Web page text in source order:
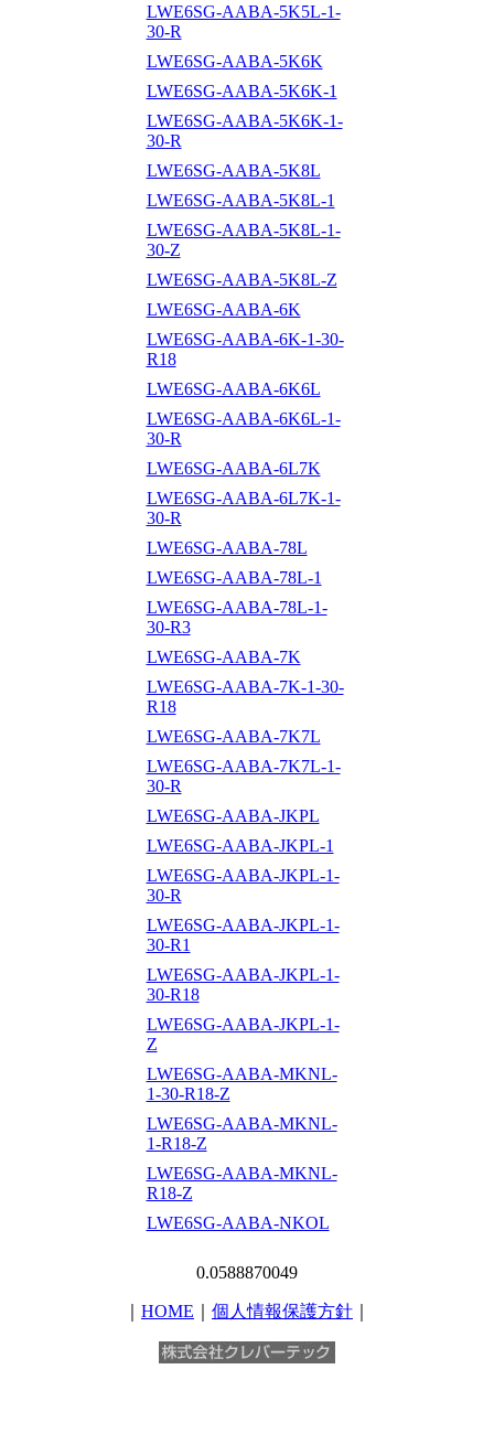
LWE6SG-AABA-5K5L-1-
30-R
LWE6SG-AABA-5K6K
LWE6SG-AABA-5K6K-1
LWE6SG-AABA-5K6K-1-
30-R
LWE6SG-AABA-5K8L
LWE6SG-AABA-5K8L-1
LWE6SG-AABA-5K8L-1-
30-Z
LWE6SG-AABA-5K8L-Z
LWE6SG-AABA-6K
LWE6SG-AABA-6K-1-30-
R18
LWE6SG-AABA-6K6L
LWE6SG-AABA-6K6L-1-
30-R
LWE6SG-AABA-6L7K
LWE6SG-AABA-6L7K-1-
30-R
LWE6SG-AABA-78L
LWE6SG-AABA-78L-1
LWE6SG-AABA-78L-1-
30-R3
LWE6SG-AABA-7K
LWE6SG-AABA-7K-1-30-
R18
LWE6SG-AABA-7K7L
LWE6SG-AABA-7K7L-1-
30-R
LWE6SG-AABA-JKPL
LWE6SG-AABA-JKPL-1
LWE6SG-AABA-JKPL-1-
30-R
LWE6SG-AABA-JKPL-1-
30-R1
LWE6SG-AABA-JKPL-1-
30-R18
LWE6SG-AABA-JKPL-1-
Z
LWE6SG-AABA-MKNL-
1-30-R18-Z
LWE6SG-AABA-MKNL-
1-R18-Z
LWE6SG-AABA-MKNL-
R18-Z
LWE6SG-AABA-NKOL
0.0588870049
HOME 個人情報保護方針